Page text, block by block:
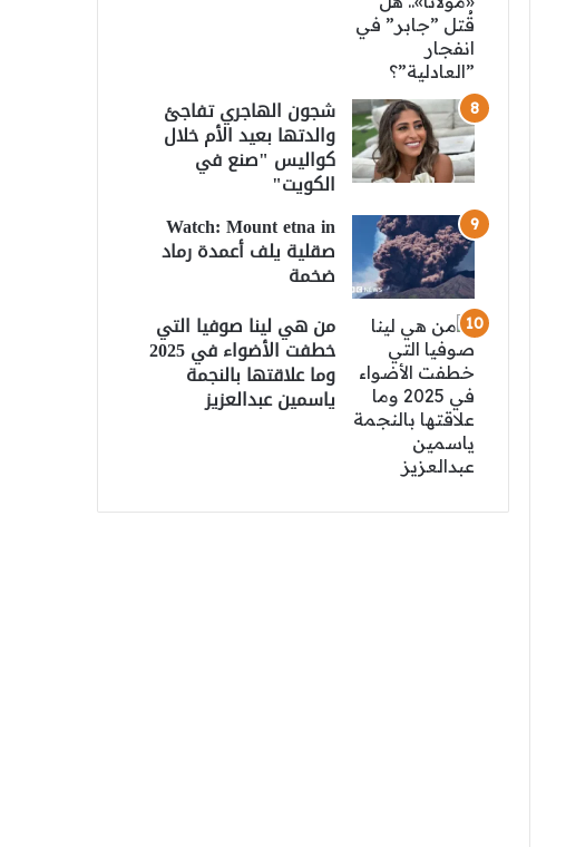
شجون الهاجري تفاجئ
والدتها بعيد الأم خلال
كواليس "صنع في
الكويت"
Watch: Mount etna in
صقلية يلف أعمدة رماد
ضخمة
من هي لينا صوفيا التي
خطفت الأضواء في 2025
وما علاقتها بالنجمة
ياسمين عبدالعزيز